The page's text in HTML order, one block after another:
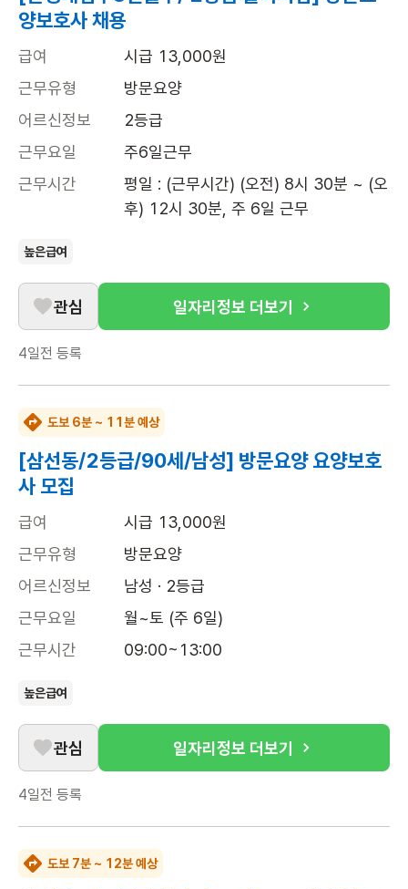
양보호사 채용
급여
시급 13,000원
근무유형
방문요양
어르신정보
2등급
근무요일
주6일근무
근무시간
평일 : (근무시간) (오전) 8시 30분 ~ (오
후) 12시 30분, 주 6일 근무
높은급여
관심 일자리정보 더보기
4일전 등록
도보 6분 ~ 11분 예상
[삼선동/2등급/90세/남성] 방문요양 요양보호
사 모집
급여
시급 13,000원
근무유형
방문요양
어르신정보
남성 · 2등급
근무요일
월~토 (주 6일)
근무시간
09:00~13:00
높은급여
관심 일자리정보 더보기
4일전 등록
도보 7분 ~ 12분 예상